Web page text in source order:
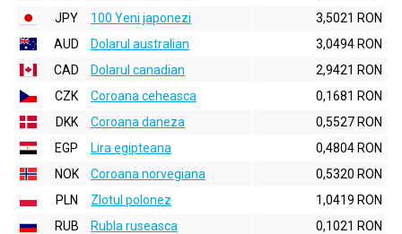
JPY
100 Yeni japonezi
3,5021 RON
AUD
Dolarul australian
3,0494 RON
CAD
Dolarul canadian
2,9421 RON
CZK
Coroana ceheasca
0,1681 RON
DKK
Coroana daneza
0,5527 RON
EGP
Lira egipteana
0,4804 RON
NOK
Coroana norvegiana
0,5320 RON
PLN
Zlotul polonez
1,0419 RON
RUB
Rubla ruseasca
0,1021 RON